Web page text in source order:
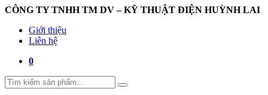
CÔNG TY TNHH TM DV – KỸ THUẬT ĐIỆN HUỲNH LAI
Giới thiệu
Liên hệ
0